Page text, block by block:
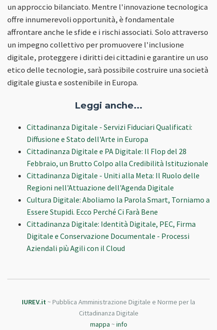
un approccio bilanciato. Mentre l'innovazione tecnologica
offre innumerevoli opportunità, è fondamentale
affrontare anche le sfide e i rischi associati. Solo attraverso
un impegno collettivo per promuovere l'inclusione
digitale, proteggere i diritti dei cittadini e garantire un uso
etico delle tecnologie, sarà possibile costruire una società
digitale giusta e sostenibile in Europa.
Leggi anche...
Cittadinanza Digitale - Servizi Fiduciari Qualificati:
Diffusione e Stato dell'Arte in Europa
Cittadinanza Digitale e PA Digitale: Il Flop del 28
Febbraio, un Brutto Colpo alla Credibilità Istituzionale
Cittadinanza Digitale - Uniti alla Meta: Il Ruolo delle
Regioni nell'Attuazione dell'Agenda Digitale
Cultura Digitale: Aboliamo la Parola Smart, Torniamo a
Essere Stupidi. Ecco Perché Ci Farà Bene
Cittadinanza Digitale: Identità Digitale, PEC, Firma
Digitale e Conservazione Documentale - Processi
Aziendali più Agili con il Cloud
IUREV.it ~ Pubblica Amministrazione Digitale e Norme per la
Cittadinanza Digitale
mappa ~info